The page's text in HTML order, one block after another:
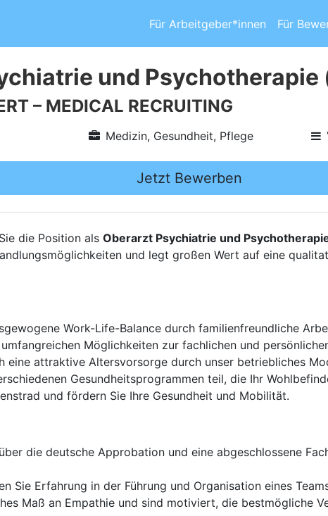
Für Arbeitgeber*innen Für
und Psychotherapie
– MEDICAL RECRUITING
Medizin, Gesundheit, Pflege
Jetzt Bewerben
die Position als Oberarzt Psychiatrie und
und legt großen Wert auf eine
Work-Life-Balance durch familienfreundliche
Möglichkeiten zur fachlichen und
eine attraktive Altersvorsorge durch unser betriebliches
Gesundheitsprogrammen teil, die Ihr
und fördern Sie Ihre Gesundheit und Mobilität.
die deutsche Approbation und eine abgeschlossene
Sie Erfahrung in der Führung und Organisation eines
Maß an Empathie und sind motiviert, die bestmögliche